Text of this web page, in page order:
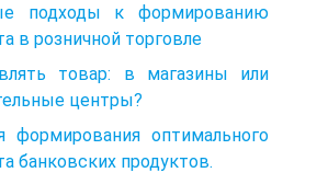
подходы к формированию
в розничной торговле
товар: в магазины или
центры?
формирования оптимального
банковских продуктов.